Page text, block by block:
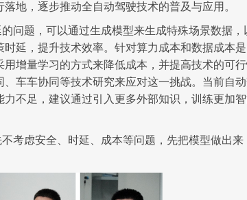
地，逐步推动全自动驾驶技术的普及与应用。
问题 ， 可以通过生成模型来生成特殊场景数据，
延，提升技术效率。 针对算力成本和数据成本是
用增量学习的方式来降低成本，并提高技术的可
车车协同等技术研究来应对这一挑战。 当前自
力不足 ， 建议通过引入更多外部知识，训练更加
考虑安全、时延、成本等问题，先把模型做出来